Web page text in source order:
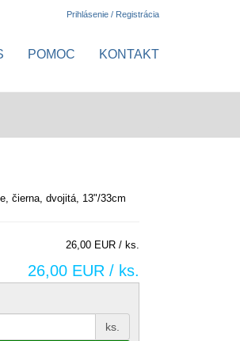
Prihlásenie / Registrácia
POMOC KONTAKT
čierna, dvojitá, 13"/33cm
26,00 EUR / ks.
26,00 EUR / ks.
ks.